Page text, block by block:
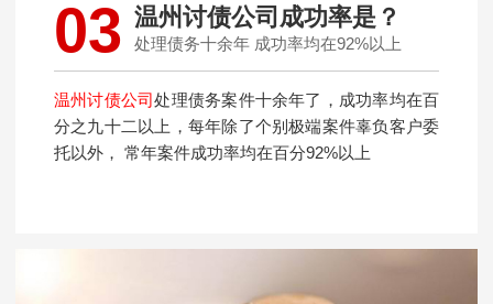
03 温州讨债公司成功率是？
处理债务十余年 成功率均在92%以上
温州讨债公司处理债务案件十余年了，成功率均在百
分之九十二以上，每年除了个别极端案件辜负客户委
托以外， 常年案件成功率均在百分92%以上